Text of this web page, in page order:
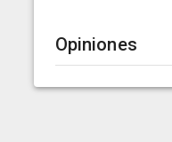
Opiniones